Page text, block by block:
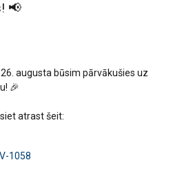
📢
augusta būsim pārvākušies uz
🎉
atrast šeit:
1058